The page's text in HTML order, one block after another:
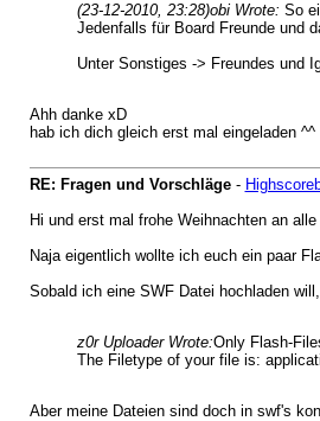
(23-12-2010, 23:28)obi Wrote: So
Jedenfalls für Board Freunde und
Unter Sonstiges -> Freundes und
Ahh danke xD
hab ich dich gleich erst mal eingeladen ^^
RE: Fragen und Vorschläge-
Hi und erst mal frohe Weihnachten an
Naja eigentlich wollte ich euch ein paar
Sobald ich eine SWF Datei hochladen
z0r Uploader Wrote:Only Flash-
The Filetype of your file is:
Aber meine Dateien sind doch in swf's